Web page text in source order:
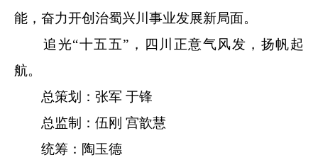
能，奋力开创治蜀兴川事业发展新局面。
追光“十五五”，四川正意气风发，扬帆起
航。
总策划：张军 于锋
总监制：伍刚 宫歆慧
统筹：陶玉德